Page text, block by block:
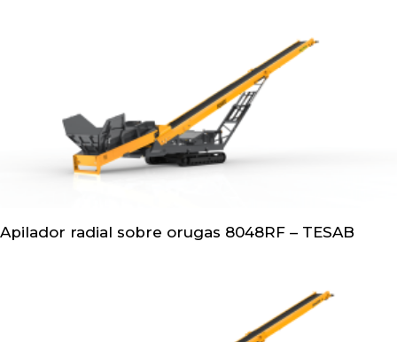
Apilador radial sobre orugas 8048RF – TESAB